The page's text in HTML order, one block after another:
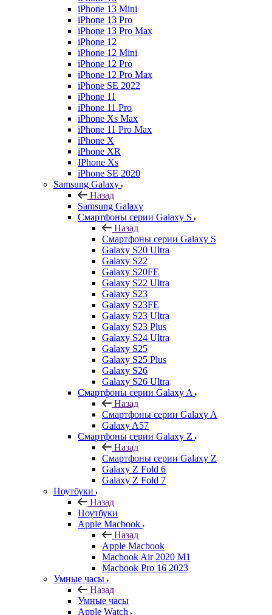
iPhone 13 Mini
iPhone 13 Pro
iPhone 13 Pro Max
iPhone 12
iPhone 12 Mini
iPhone 12 Pro
iPhone 12 Pro Max
iPhone SE 2022
iPhone 11
iPhone 11 Pro
iPhone Xs Max
iPhone 11 Pro Max
iPhone X
iPhone XR
IPhone Xs
iPhone SE 2020
Samsung Galaxy
Назад
Samsung Galaxy
Смартфоны серии Galaxy S
Назад
Смартфоны серии Galaxy S
Galaxy S20 Ultra
Galaxy S22
Galaxy S20FE
Galaxy S22 Ultra
Galaxy S23
Galaxy S23FE
Galaxy S23 Ultra
Galaxy S23 Plus
Galaxy S24 Ultra
Galaxy S25
Galaxy S25 Plus
Galaxy S26
Galaxy S26 Ultra
Смартфоны серии Galaxy A
Назад
Смартфоны серии Galaxy A
Galaxy A57
Смартфоны серии Galaxy Z
Назад
Смартфоны серии Galaxy Z
Galaxy Z Fold 6
Galaxy Z Fold 7
Ноутбуки
Назад
Ноутбуки
Apple Macbook
Назад
Apple Macbook
Macbook Air 2020 M1
Macbook Pro 16 2023
Умные часы
Назад
Умные часы
Apple Watch